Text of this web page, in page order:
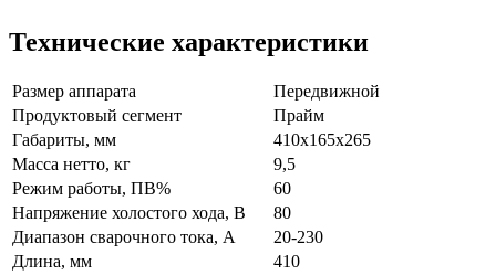
Технические характеристики
Размер аппарата
Передвижной
Продуктовый сегмент
Прайм
Габариты, мм
410x165x265
Масса нетто, кг
9,5
Режим работы, ПВ%
60
Напряжение холостого хода, В
80
Диапазон сварочного тока, А
20-230
Длина, мм
410